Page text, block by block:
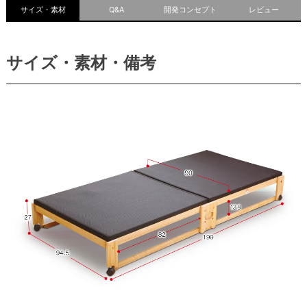
サイズ・素材 Q&A 開発コンセプト レビュー
サイズ・素材・備考